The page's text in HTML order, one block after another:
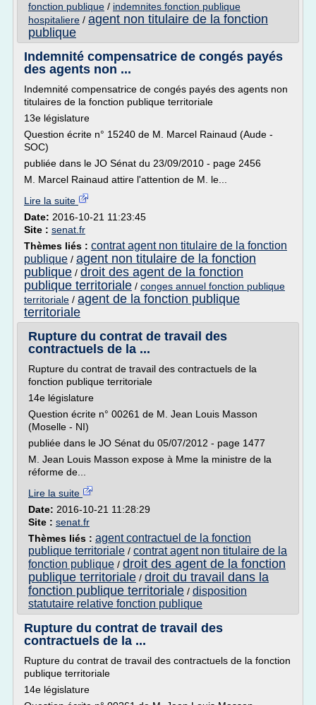
fonction publique / indemnites fonction publique
hospitaliere / agent non titulaire de la fonction
publique
Indemnité compensatrice de congés payés
des agents non ...
Indemnité compensatrice de congés payés des agents non
titulaires de la fonction publique territoriale
13e législature
Question écrite n° 15240 de M. Marcel Rainaud (Aude -
SOC)
publiée dans le JO Sénat du 23/09/2010 - page 2456
M. Marcel Rainaud attire l'attention de M. le...
Lire la suite
Date: 2016-10-21 11:23:45
Site : senat.fr
Thèmes liés : contrat agent non titulaire de la fonction
publique / agent non titulaire de la fonction
publique / droit des agent de la fonction
publique territoriale / conges annuel fonction publique
territoriale / agent de la fonction publique
territoriale
Rupture du contrat de travail des
contractuels de la ...
Rupture du contrat de travail des contractuels de la
fonction publique territoriale
14e législature
Question écrite n° 00261 de M. Jean Louis Masson
(Moselle - NI)
publiée dans le JO Sénat du 05/07/2012 - page 1477
M. Jean Louis Masson expose à Mme la ministre de la
réforme de...
Lire la suite
Date: 2016-10-21 11:28:29
Site : senat.fr
Thèmes liés : agent contractuel de la fonction
publique territoriale / contrat agent non titulaire de la
fonction publique / droit des agent de la fonction
publique territoriale / droit du travail dans la
fonction publique territoriale / disposition
statutaire relative fonction publique
Rupture du contrat de travail des
contractuels de la ...
Rupture du contrat de travail des contractuels de la fonction
publique territoriale
14e législature